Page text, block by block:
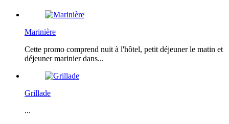
Marinière
Cette promo comprend nuit à l'hôtel, petit déjeuner le matin et
déjeuner marinier dans...
Grillade
...